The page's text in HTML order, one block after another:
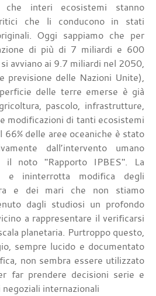
interi ecosistemi stanno
che li conducono in stati
Oggi sappiamo che per
di più di 7 miliardi e 600
avviano ai 9.7 miliardi nel 2050,
previsione delle Nazioni Unite),
delle terre emerse è già
pascolo, infrastrutture,
modificazioni di tanti ecosistemi
delle aree oceaniche è stato
dall’intervento umano
noto "Rapporto IPBES". La
e ininterrotta modifica degli
e dei mari che non stiamo
dagli studiosi un profondo
a rappresentare il verificarsi
planetaria. Purtroppo questo,
sempre lucido e documentato
non sembra essere utilizzato
far prendere decisioni serie e
internazionali